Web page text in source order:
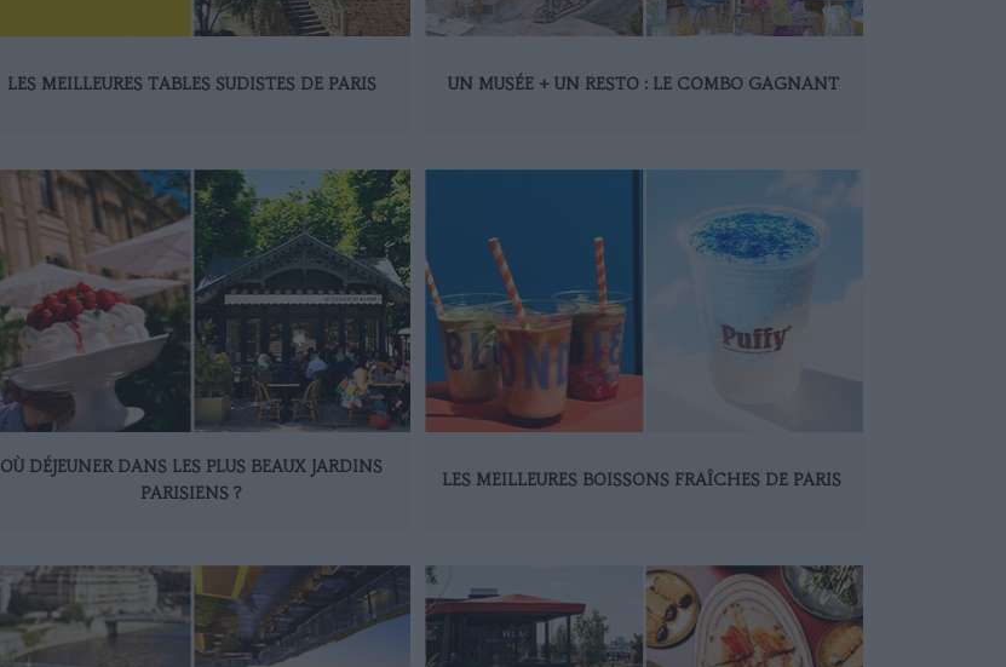
LES MEILLEURES TABLES SUDISTES DE PARIS UN MUSÉE + UN RESTO : LE COMBO GAGNANT
OÙ DÉJEUNER DANS LES PLUS BEAUX JARDINS
PARISIENS ?
LES MEILLEURES BOISSONS FRAÎCHES DE PARIS